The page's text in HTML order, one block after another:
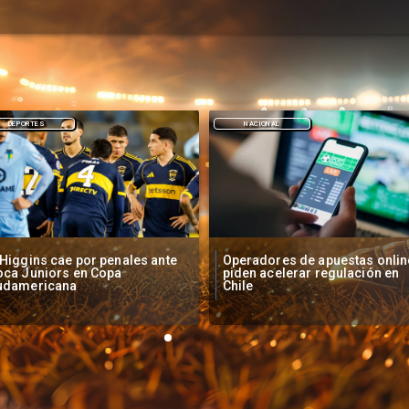
de apuestas online
acelerar regulación en
NACIONAL
Fallece Lucy López Cruz,
primera medallista chilena en
Juegos Panamericanos
DEPORTES